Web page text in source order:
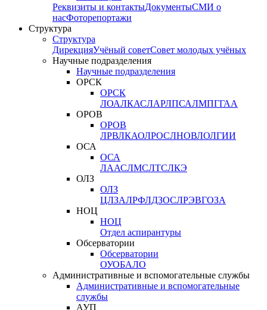
Реквизиты и контактыДокументыСМИ о
насФоторепортажи
Структура
Структура
ДирекцияУчёный советСовет молодых учёных
Научные подразделения
Научные подразделения
ОРСК
ОРСК
ЛОАЛКАСЛАРЛПСАЛМПГГАА
ОРОВ
ОРОВ
ЛРВЛКАОЛРОСЛНОВЛОЛГИИ
ОСА
ОСА
ЛААСЛМСЛТСЛКЭ
ОЛЗ
ОЛЗ
ЦЛЗАЛРФЛДЗОСЛРЭВГОЗА
НОЦ
НОЦ
Отдел аспирантуры
Обсерватории
Обсерватории
ОУОБАЛО
Административные и вспомогательные службы
Административные и вспомогательные
службы
АУП